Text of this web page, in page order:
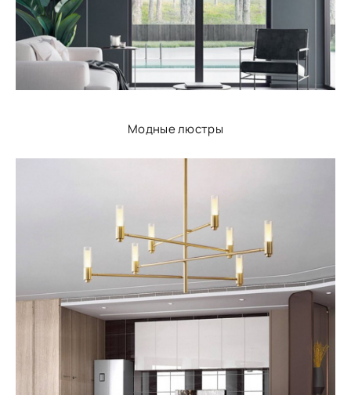
Модные люстры